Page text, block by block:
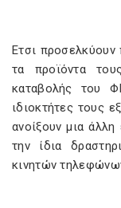
Ετσι
τα προϊόντα
καταβολής του
ιδιοκτήτες τους
ανοίξουν μια
την ίδια
κινητών